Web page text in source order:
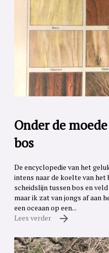
Onder de
bos
De encyclopedie van het
intens naar de koelte van het
scheidslijn tussen bos en
maar ik zat van jongs af aan
een oceaan op een...
Lees verder